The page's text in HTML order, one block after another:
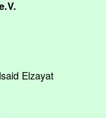
Elzayat